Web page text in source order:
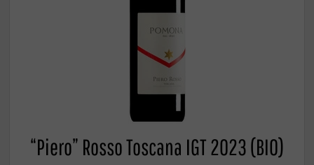
“Piero” Rosso Toscana IGT 2023 (BIO)